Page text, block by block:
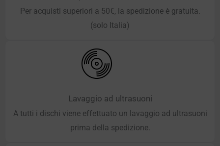
Per acquisti superiori a 50€, la spedizione è gratuita.
(solo Italia)
Lavaggio ad ultrasuoni
A tutti i dischi viene effettuato un lavaggio ad ultrasuoni
prima della spedizione.